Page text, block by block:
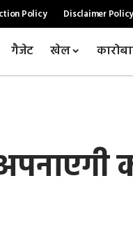
Policy Disclaimer Policy
गैजेट खेल